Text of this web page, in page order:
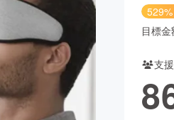
ビューティー・ヘル
529%
目標
支